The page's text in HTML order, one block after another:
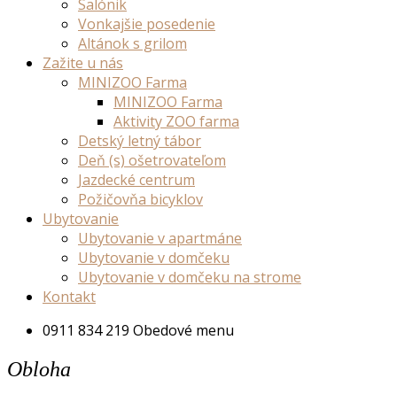
Salónik
Vonkajšie posedenie
Altánok s grilom
Zažite u nás
MINIZOO Farma
MINIZOO Farma
Aktivity ZOO farma
Detský letný tábor
Deň (s) ošetrovateľom
Jazdecké centrum
Požičovňa bicyklov
Ubytovanie
Ubytovanie v apartmáne
Ubytovanie v domčeku
Ubytovanie v domčeku na strome
Kontakt
0911 834 219 Obedové menu
Obloha